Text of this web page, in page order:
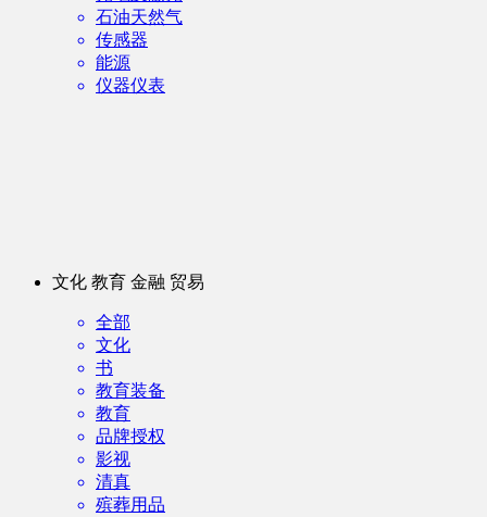
石油天然气
传感器
能源
仪器仪表
文化 教育 金融 贸易
全部
文化
书
教育装备
教育
品牌授权
影视
清真
殡葬用品